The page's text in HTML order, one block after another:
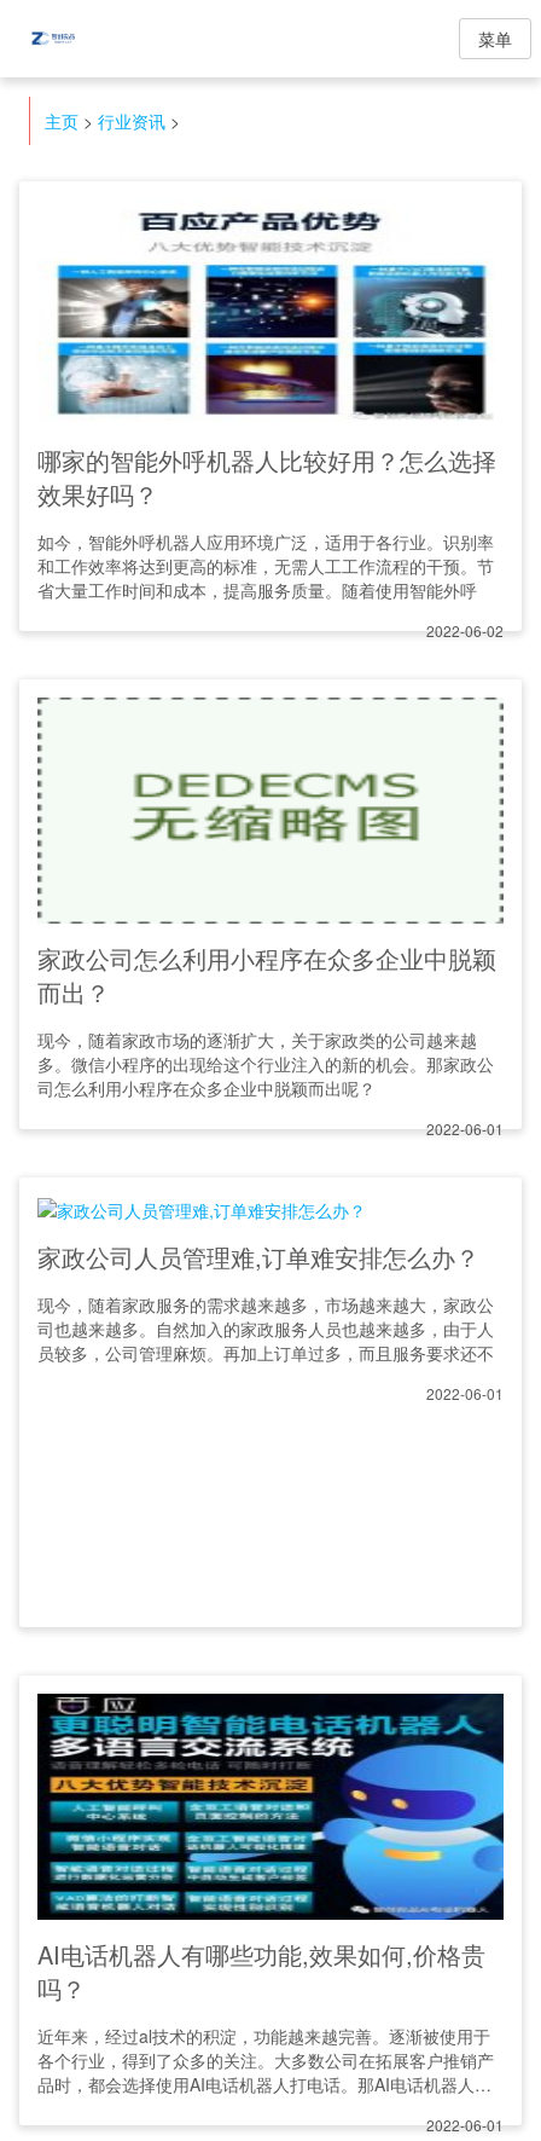
菜单
主页 > 行业资讯 >
哪家的智能外呼机器人比较好用？怎么选择
效果好吗？
如今，智能外呼机器人应用环境广泛，适用于各行业。识别率
和工作效率将达到更高的标准，无需人工工作流程的干预。节
省大量工作时间和成本，提高服务质量。随着使用智能外呼
2022-06-02
家政公司怎么利用小程序在众多企业中脱颖
而出？
现今，随着家政市场的逐渐扩大，关于家政类的公司越来越
多。微信小程序的出现给这个行业注入的新的机会。那家政公
司怎么利用小程序在众多企业中脱颖而出呢？
2022-06-01
家政公司人员管理难,订单难安排怎么办？
现今，随着家政服务的需求越来越多，市场越来越大，家政公
司也越来越多。自然加入的家政服务人员也越来越多，由于人
员较多，公司管理麻烦。再加上订单过多，而且服务要求还不
2022-06-01
AI电话机器人有哪些功能,效果如何,价格贵
吗？
近年来，经过al技术的积淀，功能越来越完善。逐渐被使用于
各个行业，得到了众多的关注。大多数公司在拓展客户推销产
品时，都会选择使用AI电话机器人打电话。那AI电话机器人有
2022-06-01